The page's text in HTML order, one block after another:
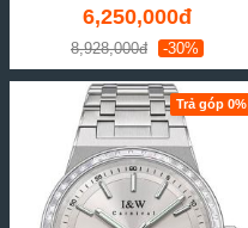
6,250,000đ
8,928,000đ -30%
Trả góp 0%